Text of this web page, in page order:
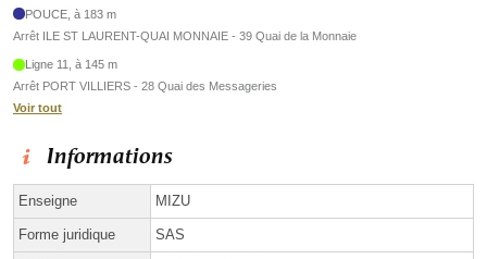
POUCE, à 183 m
Arrêt ILE ST LAURENT-QUAI MONNAIE - 39 Quai de la Monnaie
Ligne 11, à 145 m
Arrêt PORT VILLIERS - 28 Quai des Messageries
Voir tout
Informations
Enseigne MIZU
Forme juridique SAS